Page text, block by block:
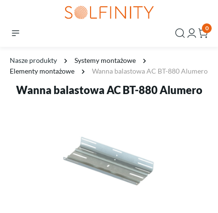
0
Nasze produkty
Systemy montażowe
Elementy montażowe
Wanna balastowa AC BT-880 Alumero
Wanna balastowa AC BT-880 Alumero